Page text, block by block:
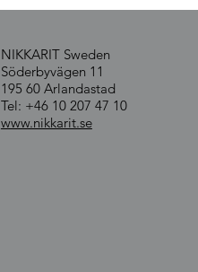
NIKKARIT Sweden
Söderbyvägen 11
195 60 Arlandastad
Tel: +46 10 207 47 10
www.nikkarit.se